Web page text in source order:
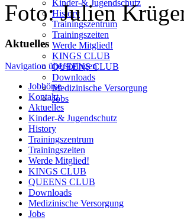
Kinder-& Jugendschutz
History
Trainingszentrum
Trainingszeiten
Werde Mitglied!
KINGS CLUB
QUEENS CLUB
Downloads
Medizinische Versorgung
Jobs
Foto: Julien
Aktuelles
Navigation überspringen
Jobbörse
Kontakt
Aktuelles
Kinder-& Jugendschutz
History
Trainingszentrum
Trainingszeiten
Werde Mitglied!
KINGS CLUB
QUEENS CLUB
Downloads
Medizinische Versorgung
Jobs